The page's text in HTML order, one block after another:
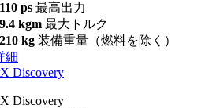
110 ps 最高出力
9.4 kgm 最大トルク
210 kg 装備重量（燃料を除く）
細
Discovery
Discovery